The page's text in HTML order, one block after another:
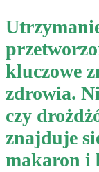
kluczowe
zdrowia.
czy
znajduje
makaron i